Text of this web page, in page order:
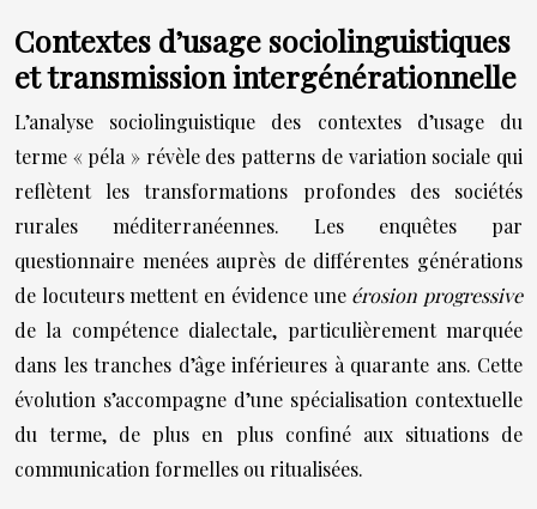
Contextes d’usage sociolinguistiques
et transmission intergénérationnelle
L’analyse sociolinguistique des contextes d’usage du
terme « péla » révèle des patterns de variation sociale qui
reflètent les transformations profondes des sociétés
rurales méditerranéennes. Les enquêtes par
questionnaire menées auprès de différentes générations
de locuteurs mettent en évidence une érosion progressive
de la compétence dialectale, particulièrement marquée
dans les tranches d’âge inférieures à quarante ans. Cette
évolution s’accompagne d’une spécialisation contextuelle
du terme, de plus en plus confiné aux situations de
communication formelles ou ritualisées.